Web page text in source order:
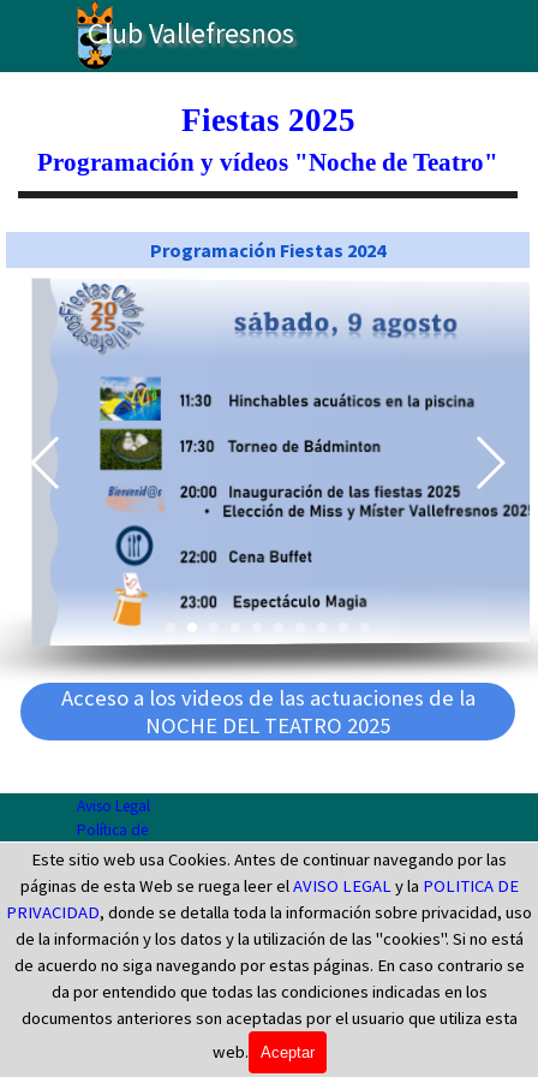
Vaya al Contenido
Club Vallefresnos
Fiestas 2025
Programación yvídeos "Noche de Teatro"
Programación Fiestas 2024
Acceso a los videos de las actuaciones de la
NOCHE DEL TEATRO 2025
Aviso Legal
Política de
Privacidad
Regreso al contenido
Este sitio web usa Cookies. Antes de continuar navegando por las
páginas de esta Web se ruega leer elAVISO LEGALy la POLITICA DE
PRIVACIDAD, donde se detalla toda la información sobre privacidad, uso
de la información y los datos y la utilización de las "cookies". Si no está
de acuerdo no siga navegando por estas páginas. En caso contrario se
da por entendido que todas las condiciones indicadas en los
documentos anteriores son aceptadas por el usuario que utiliza esta
web.
Aceptar